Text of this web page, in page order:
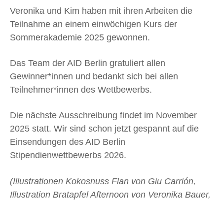
Veronika und Kim haben mit ihren Arbeiten die
Teilnahme an einem einwöchigen Kurs der
Sommerakademie 2025 gewonnen.
Das Team der AID Berlin gratuliert allen
Gewinner*innen und bedankt sich bei allen
Teilnehmer*innen des Wettbewerbs.
Die nächste Ausschreibung findet im November
2025 statt. Wir sind schon jetzt gespannt auf die
Einsendungen des AID Berlin
Stipendienwettbewerbs 2026.
(Illustrationen Kokosnuss Flan von Giu Carrión,
Illustration Bratapfel Afternoon von Veronika Bauer,